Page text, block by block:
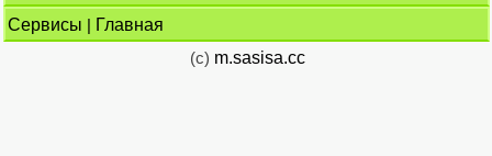
Сервисы | Главная
(c) m.sasisa.cc